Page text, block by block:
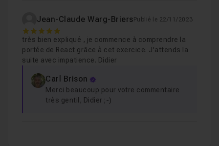
Jean-Claude Warg-Briers Publié le 22/11/2023
5
très bien expliqué , je commence à comprendre la
portée de React grâce à cet exercice. J'attends la
suite avec impatience. Didier
Carl Brison
Merci beaucoup pour votre commentaire
très gentil, Didier ;-)